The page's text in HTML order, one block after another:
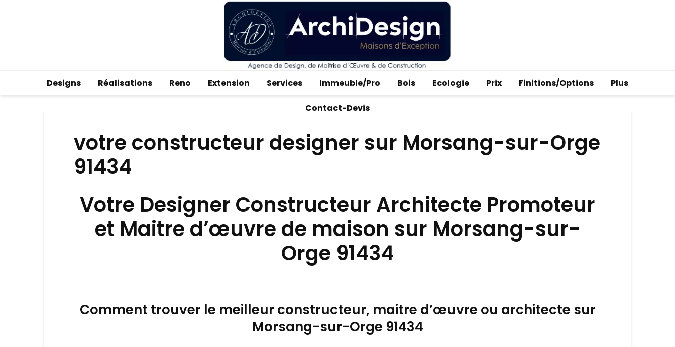
Designs Réalisations Reno Extension Services Immeuble/Pro Bois Ecologie Prix Finitions/Options Plus
Contact-Devis
votre constructeur designer sur Morsang-sur-Orge
91434
Votre Designer Constructeur Architecte Promoteur
et Maitre d’œuvre de maison sur Morsang-sur-
Orge 91434
Comment trouver le meilleur constructeur, maitre d’œuvre ou architecte sur
Morsang-sur-Orge 91434